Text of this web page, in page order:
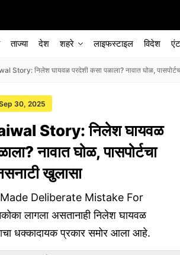
ताज्या देश शहरे लाइफस्टाइल विदेश
Story: निलेश घायवळ परदेशी कसा पळाला? नावात घोळ,
30, 2025
Story: निलेश घायवळ
नावात घोळ, पासपोर्टचा
खुलासा
Deliberate Mistake For
लागला असतानाही निलेश घायवळ
धक्कादायक प्रकार समोर आला आहे.